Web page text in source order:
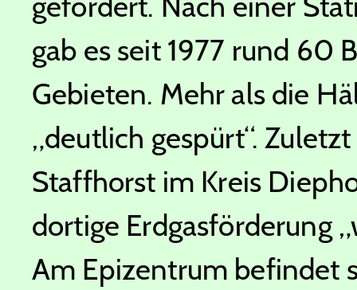
gab es seit 1977 rund 60
Gebieten. Mehr als die
„deutlich gespürt“.
Staffhorst im Kreis
dortige Erdgasförderung
Am Epizentrum befindet